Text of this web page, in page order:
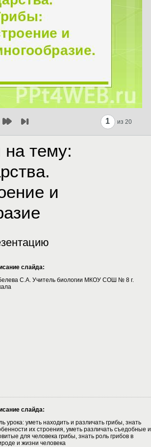
1 из 20
на тему:
и
слайда:
С.А. Учитель биологии МКОУ СОШ № 8 г.
слайда:
урока: уметь находить и различать грибы, знать
их строения, уметь различать съедобные и
для человека грибы, знать роль грибов в
и жизни человека